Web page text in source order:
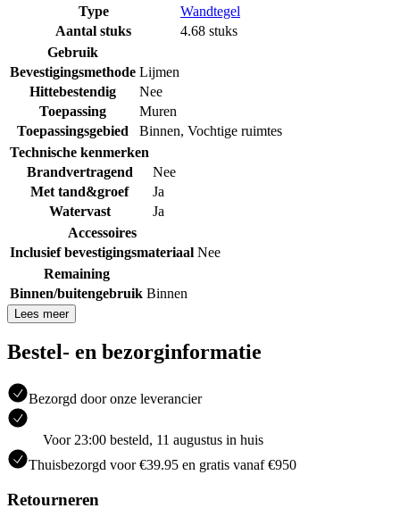
Type
Wandtegel
Aantal stuks
4.68 stuks
Gebruik
Bevestigingsmethode Lijmen
Hittebestendig
Nee
Toepassing
Muren
Toepassingsgebied
Binnen, Vochtige ruimtes
Technische kenmerken
Brandvertragend
Nee
Met tand&groef
Ja
Watervast
Ja
Accessoires
Inclusief bevestigingsmateriaal Nee
Remaining
Binnen/buitengebruik Binnen
Lees meer
Bestel- en bezorginformatie
Bezorgd door onze leverancier
Voor 23:00 besteld, 11 augustus in huis
Thuisbezorgd voor €39.95 en gratis vanaf €950
Retourneren